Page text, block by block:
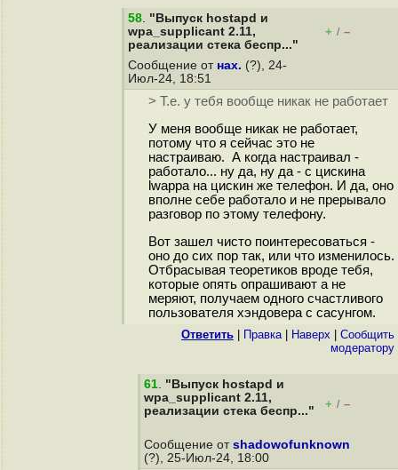
58. "Выпуск hostapd и
wpa_supplicant 2.11,
реализации стека беспр..."
+ / –
Сообщение от нах. (?), 24-
Июл-24, 18:51
> Т.е. у тебя вообще никак не работает
У меня вообще никак не работает,
потому что я сейчас это не
настраиваю. А когда настраивал -
работало... ну да, ну да - с цискина
lwappа на цискин же телефон. И да, оно
вполне себе работало и не прерывало
разговор по этому телефону.
Вот зашел чисто поинтересоваться -
оно до сих пор так, или что изменилось.
Отбрасывая теоретиков вроде тебя,
которые опять опрашивают а не
меряют, получаем одного счастливого
пользователя хэндовера с сасунгом.
Ответить Правка| Наверх
Cообщить
модератору
61. "Выпуск hostapd и
wpa_supplicant 2.11,
реализации стека беспр..."
+ / –
Сообщение от shadowofunknown
(?), 25-Июл-24, 18:00